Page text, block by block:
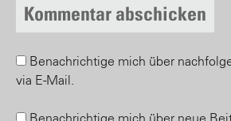
Benachrichtige mich über
via E-Mail.
Benachrichtige mich über neue